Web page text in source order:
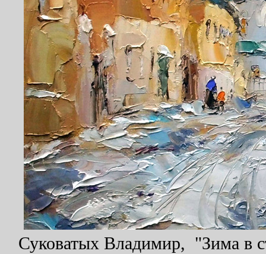
Суковатых Владимир, "Зима в